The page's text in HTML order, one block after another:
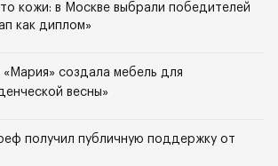
кожи: в Москве выбрали победителей
как диплом»
«Мария» создала мебель для
весны»
получил публичную поддержку от